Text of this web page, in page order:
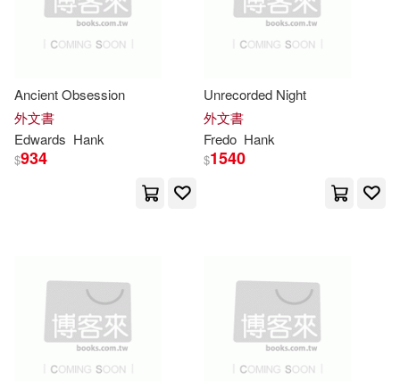
Merry E./ Ebrey(10)
O’Neal(10) Wendy(10)
Haney(9)
Matthew(9)
Nuwer(9) Schwaeble(9)
Random House Inc(4)
Sage Pubns(4)
Simon & Schuster(4)
Springer Verlag(4)
Axzo Pr(3)
B & H Pub Group(3)
Ancient Obsession
外文書
Edwards Hank
$934
Unrecorded Night
外文書
Fredo Hank
$1540